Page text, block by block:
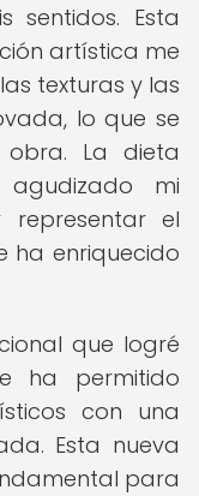
sentidos. Esta
artística me
texturas y las
lo que se
La dieta
mi
el
ha enriquecido
que logré
ha permitido
con una
Esta nueva
para